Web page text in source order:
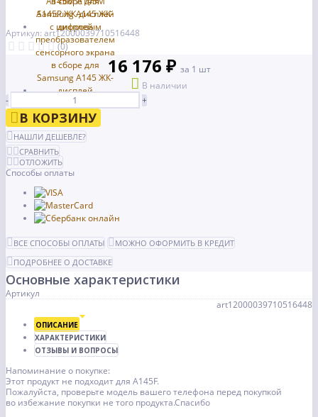
Артикул: art12000039710516448
(0)
16 176 ₽ за 1 шт
В наличии
-
+
В КОРЗИНУ
НАШЛИ ДЕШЕВЛЕ?
СРАВНИТЬ
ОТЛОЖИТЬ
Способы оплаты
ВСЕ СПОСОБЫ ОПЛАТЫ
МОЖНО ОФОРМИТЬ В КРЕДИТ
ПОДРОБНЕЕ О ДОСТАВКЕ
Основные характеристики
Артикул
art12000039710516448
ОПИСАНИЕ
ХАРАКТЕРИСТИКИ
ОТЗЫВЫ И ВОПРОСЫ
Напоминание о покупке:
Этот продукт не подходит для A145F.
Пожалуйста, проверьте модель вашего телефона перед покупкой
во избежание покупки не того продукта.Спасибо